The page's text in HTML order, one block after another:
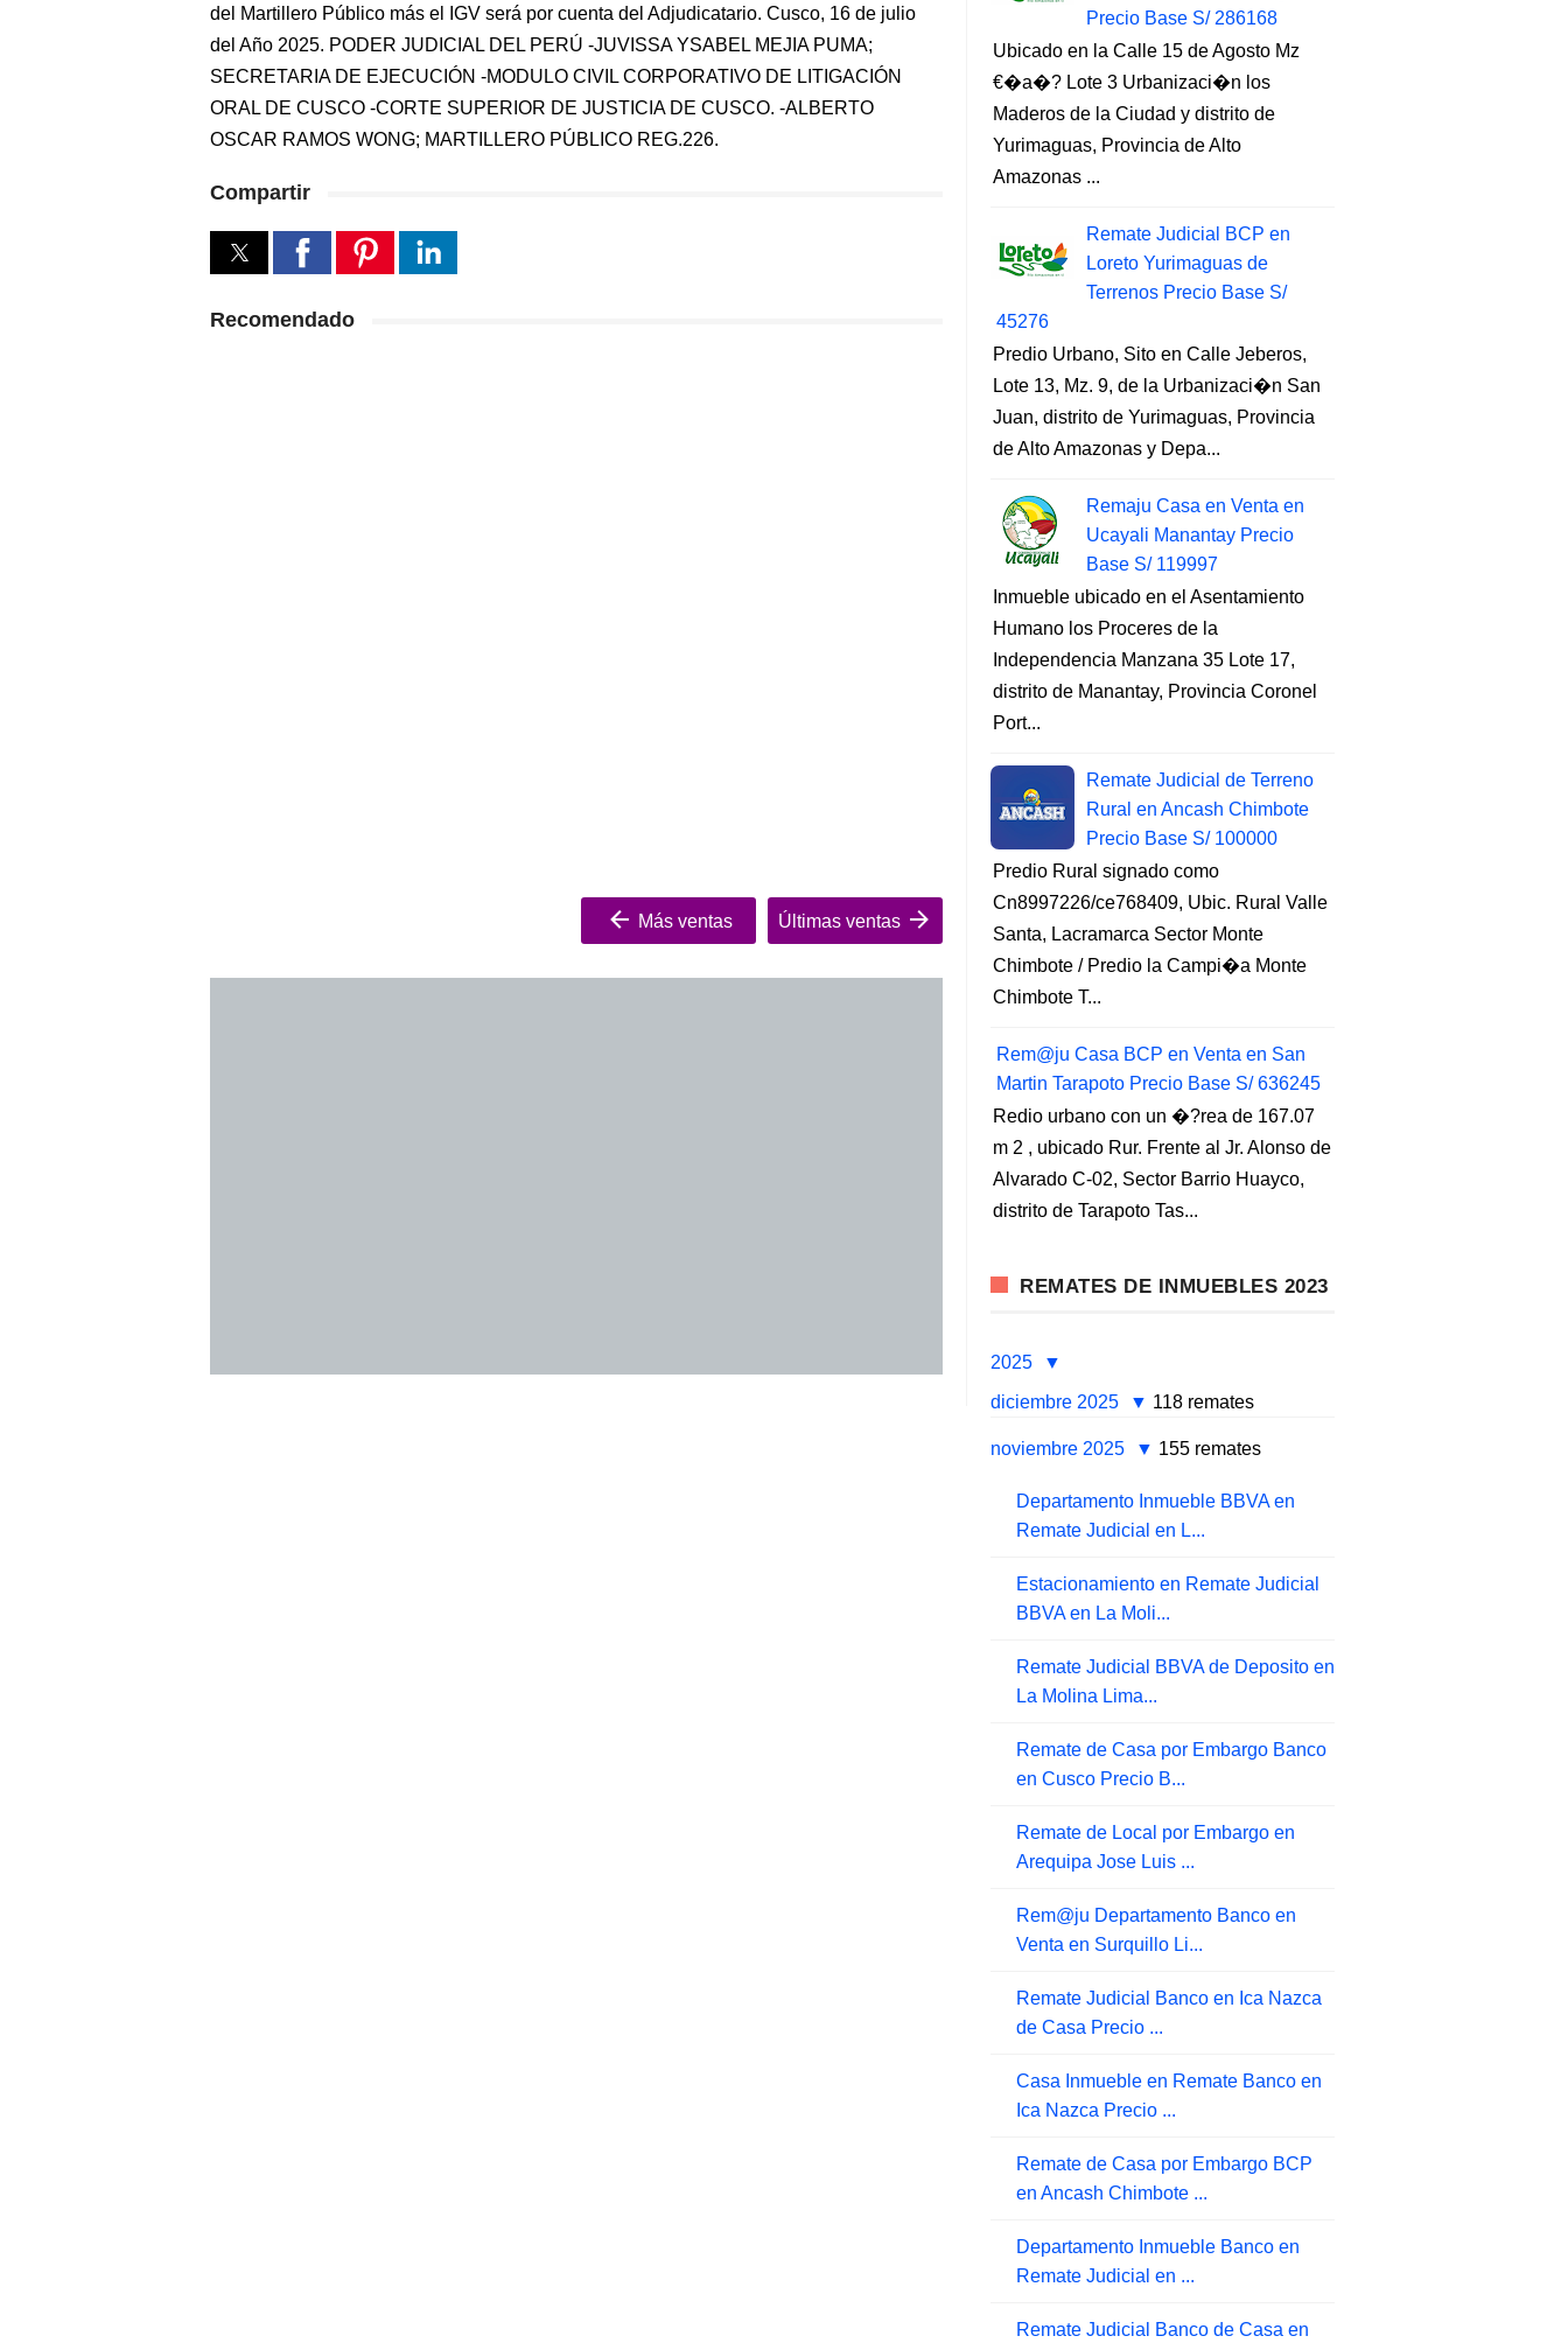
del Martillero Público más el IGV será por cuenta del Adjudicatario. Cusco, 16 de julio
del Año 2025. PODER JUDICIAL DEL PERÚ -JUVISSA YSABEL MEJIA PUMA;
SECRETARIA DE EJECUCIÓN -MODULO CIVIL CORPORATIVO DE LITIGACIÓN
ORAL DE CUSCO -CORTE SUPERIOR DE JUSTICIA DE CUSCO. -ALBERTO
OSCAR RAMOS WONG; MARTILLERO PÚBLICO REG.226.
Compartir
Recomendado
Más ventas Últimas ventas
Precio Base S/ 286168
Ubicado en la Calle 15 de Agosto Mz
€�a�? Lote 3 Urbanizaci�n los
Maderos de la Ciudad y distrito de
Yurimaguas, Provincia de Alto
Amazonas ...
Remate Judicial BCP en
Loreto Yurimaguas de
Terrenos Precio Base S/
45276
Predio Urbano, Sito en Calle Jeberos,
Lote 13, Mz. 9, de la Urbanizaci�n San
Juan, distrito de Yurimaguas, Provincia
de Alto Amazonas y Depa...
Remaju Casa en Venta en
Ucayali Manantay Precio
Base S/ 119997
Inmueble ubicado en el Asentamiento
Humano los Proceres de la
Independencia Manzana 35 Lote 17,
distrito de Manantay, Provincia Coronel
Port...
Remate Judicial de Terreno
Rural en Ancash Chimbote
Precio Base S/ 100000
Predio Rural signado como
Cn8997226/ce768409, Ubic. Rural Valle
Santa, Lacramarca Sector Monte
Chimbote / Predio la Campi�a Monte
Chimbote T...
Rem@ju Casa BCP en Venta en San
Martin Tarapoto Precio Base S/ 636245
Redio urbano con un �?rea de 167.07
m 2 , ubicado Rur. Frente al Jr. Alonso de
Alvarado C-02, Sector Barrio Huayco,
distrito de Tarapoto Tas...
REMATES DE INMUEBLES 2023
2025
diciembre 2025
118 remates
noviembre 2025 155 remates
Departamento Inmueble BBVA en
Remate Judicial en L...
Estacionamiento en Remate Judicial
BBVA en La Moli...
Remate Judicial BBVA de Deposito en
La Molina Lima...
Remate de Casa por Embargo Banco
en Cusco Precio B...
Remate de Local por Embargo en
Arequipa Jose Luis ...
Rem@ju Departamento Banco en
Venta en Surquillo Li...
Remate Judicial Banco en Ica Nazca
de Casa Precio ...
Casa Inmueble en Remate Banco en
Ica Nazca Precio ...
Remate de Casa por Embargo BCP
en Ancash Chimbote ...
Departamento Inmueble Banco en
Remate Judicial en ...
Remate Judicial Banco de Casa en